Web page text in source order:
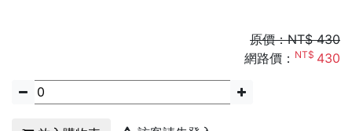
原價：NT$ 430
網路價： NT$ 430